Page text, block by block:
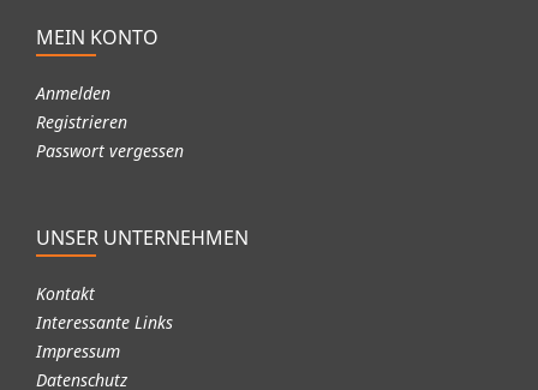
MEIN KONTO
Anmelden
Registrieren
Passwort vergessen
UNSER UNTERNEHMEN
Kontakt
Interessante Links
Impressum
Datenschutz